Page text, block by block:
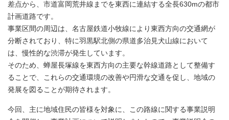
差点から、市道富岡荒井線までを東西に連結する全長630mの都市
計画道路です。
事業区間の周辺は、名古屋鉄道小牧線により東西方向の交通網が
分断されており、特に羽黒駅北側の県道多治見犬山線において
は、慢性的な渋滞が発生しています。
そのため、蝉屋長塚線を東西方向の主要な幹線道路として整備す
ることで、これらの交通環境の改善や円滑な交通を促し、地域の
発展を図ることが期待されます。
今回、主に地域住民の皆様を対象に、この路線に関する事業説明